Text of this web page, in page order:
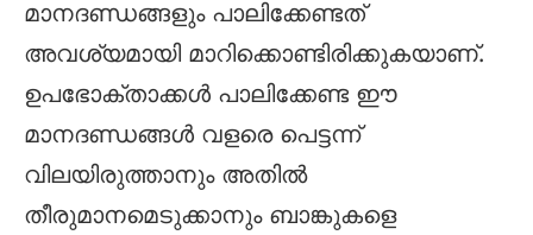
മാനദണ്ഡങ്ങളും പാലിക്കേണ്ടത്
അവശ്യമായി മാറിക്കൊണ്ടിരിക്കുകയാണ്.
ഉപഭോക്താക്കള്‍ പാലിക്കേണ്ട ഈ
മാനദണ്ഡങ്ങള്‍ വളരെ പെട്ടന്ന്
വിലയിരുത്താനും അതില്‍
തീരുമാനമെടുക്കാനും ബാങ്കുകളെ